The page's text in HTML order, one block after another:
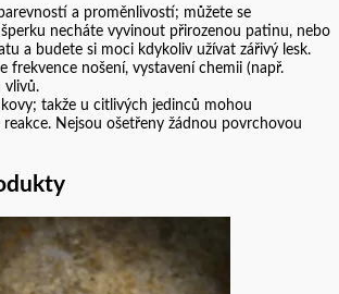
a proměnlivostí; můžete se
necháte vyvinout přirozenou patinu, nebo
a budete si moci kdykoliv užívat zářivý lesk.
frekvence nošení, vystavení chemii (např.
vlivů.
kovy; takže u citlivých jedinců mohou
Nejsou ošetřeny žádnou povrchovou